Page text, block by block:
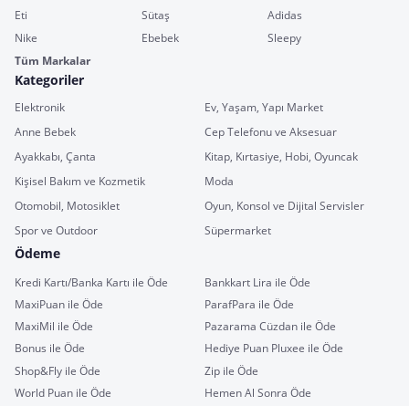
Eti
Sütaş
Adidas
Nike
Ebebek
Sleepy
Tüm Markalar
Kategoriler
Elektronik
Ev, Yaşam, Yapı Market
Anne Bebek
Cep Telefonu ve Aksesuar
Ayakkabı, Çanta
Kitap, Kırtasiye, Hobi, Oyuncak
Kişisel Bakım ve Kozmetik
Moda
Otomobil, Motosiklet
Oyun, Konsol ve Dijital Servisler
Spor ve Outdoor
Süpermarket
Ödeme
Kredi Kartı/Banka Kartı ile Öde
Bankkart Lira ile Öde
MaxiPuan ile Öde
ParafPara ile Öde
MaxiMil ile Öde
Pazarama Cüzdan ile Öde
Bonus ile Öde
Hediye Puan Pluxee ile Öde
Shop&Fly ile Öde
Zip ile Öde
World Puan ile Öde
Hemen Al Sonra Öde